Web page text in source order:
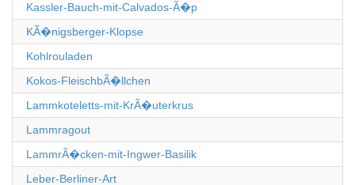
Kassler-Bauch-mit-Calvados-Ã�p
KÃ�nigsberger-Klopse
Kohlrouladen
Kokos-FleischbÃ�llchen
Lammkoteletts-mit-KrÃ�uterkrus
Lammragout
LammrÃ�cken-mit-Ingwer-Basilik
Leber-Berliner-Art